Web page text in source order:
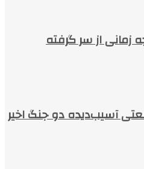
زمانی از سر گرفته
صنعتی آسیب‌دیده دو جنگ اخیر